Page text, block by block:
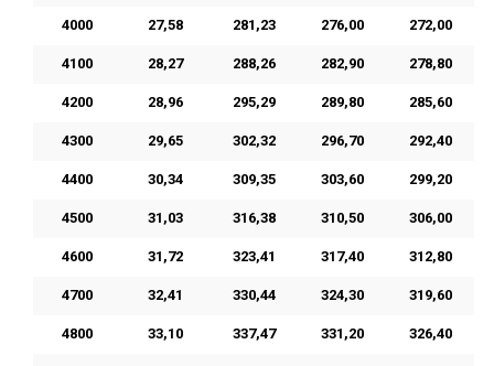
4000 27,58 281,23 276,00 272,00
4100 28,27 288,26 282,90 278,80
4200 28,96 295,29 289,80 285,60
4300 29,65 302,32 296,70 292,40
4400 30,34 309,35 303,60 299,20
4500 31,03 316,38 310,50 306,00
4600 31,72 323,41 317,40 312,80
4700 32,41 330,44 324,30 319,60
4800 33,10 337,47 331,20 326,40